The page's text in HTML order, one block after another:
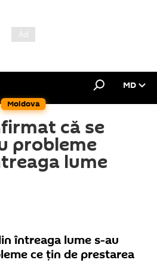
Moldova
MD
că se
probleme
lume
întreaga lume s-au
ce țin de prestarea